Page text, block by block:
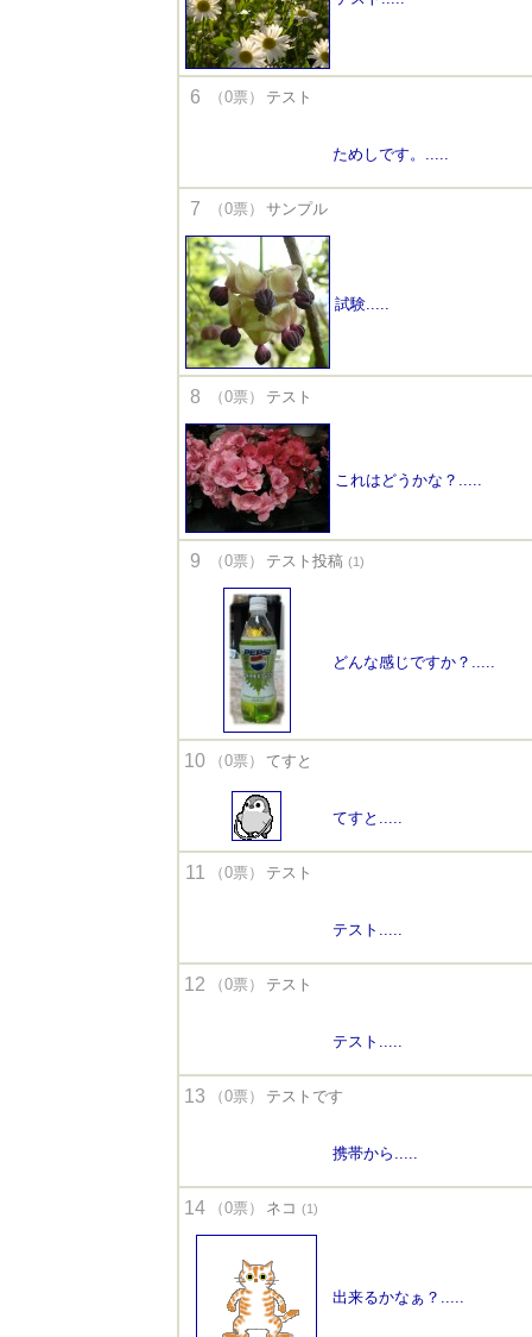
6 （0票） テスト
ためしです。.....
7 （0票） サンプル
試験.....
8 （0票） テスト
これはどうかな？.....
9 （0票） テスト投稿 (1)
どんな感じですか？.....
10 （0票） てすと
てすと.....
11 （0票） テスト
テスト.....
12 （0票） テスト
テスト.....
13 （0票） テストです
携帯から.....
14 （0票） ネコ (1)
出来るかなぁ？.....